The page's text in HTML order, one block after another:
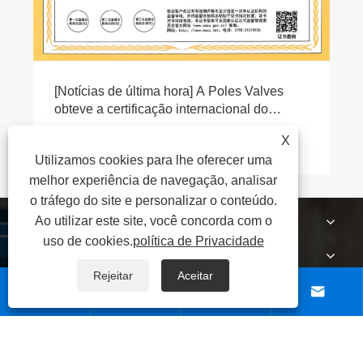
SOBRE NÓS
 
X
Utilizamos cookies para lhe oferecer uma
melhor experiência de navegação, analisar
o tráfego do site e personalizar o conteúdo.
Ao utilizar este site, você concorda com o
uso de cookies.política de Privacidade
Rejeitar Aceitar